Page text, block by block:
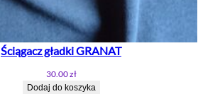
Ściągacz gładki GRANAT
30.00zł
Dodaj do koszyka